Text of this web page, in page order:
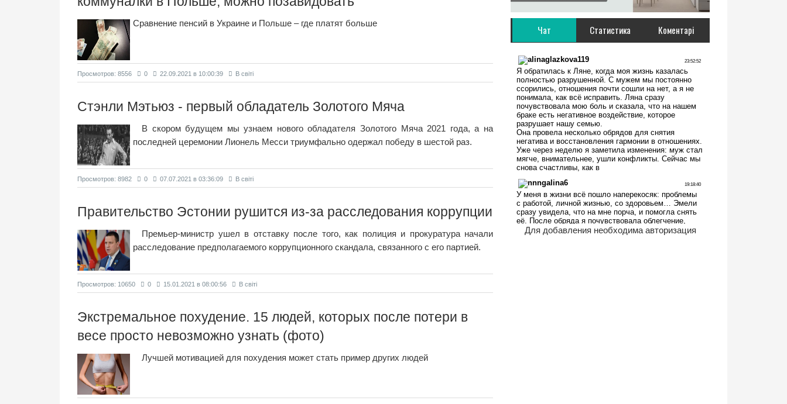
Сравнение пенсий в Украине и Польше – где платят больше
Просмотров: 8556 0 22.09.2021 в 10:00:39 В світі
Стэнли Мэтьюз - первый обладатель Золотого Мяча
В скором будущем мы узнаем нового обладателя Золотого Мяча 2021 года, а на
последней церемонии Лионель Месси триумфально одержал победу в шестой раз.
Просмотров: 8982 0 07.07.2021 в 03:36:09 В світі
Правительство Эстонии рушится из-за расследования коррупции
Премьер-министр ушел в отставку после того, как полиция и прокуратура начали
расследование предполагаемого коррупционного скандала, связанного с его партией.
Просмотров: 10650 0 15.01.2021 в 08:00:56 В світі
Экстремальное похудение. 15 людей, которых после потери в
весе просто невозможно узнать (фото)
Лучшей мотивацией для похудения может стать пример других людей
Чат Статистика Коментарі
Для добавления необходима авторизация